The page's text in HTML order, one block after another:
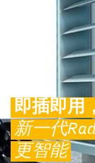
即插即用
新一代
更智能